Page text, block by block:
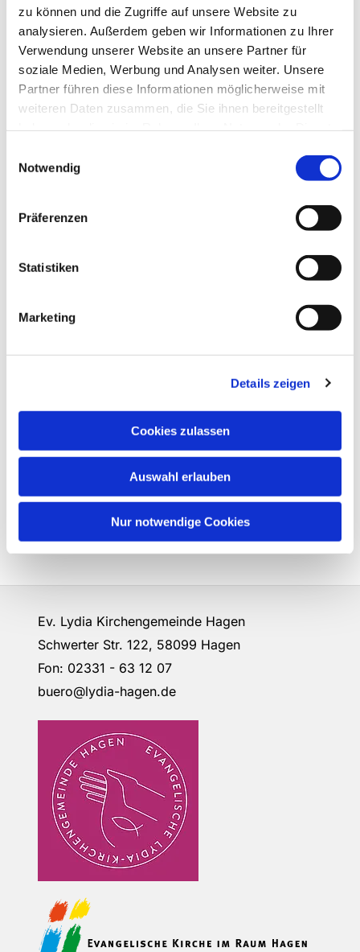
zu können und die Zugriffe auf unsere Website zu
analysieren. Außerdem geben wir Informationen zu Ihrer
Verwendung unserer Website an unsere Partner für
soziale Medien, Werbung und Analysen weiter. Unsere
Partner führen diese Informationen möglicherweise mit
weiteren Daten zusammen, die Sie ihnen bereitgestellt
Notwendig
Präferenzen
Statistiken
Marketing
Details zeigen
Cookies zulassen
Auswahl erlauben
Nur notwendige Cookies
Dies könnte Sie auch
interessieren
Ev. Lydia Kirchengemeinde Hagen
Schwerter Str. 122, 58099 Hagen
Fon: 02331 - 63 12 07
buero@lydia-hagen.de